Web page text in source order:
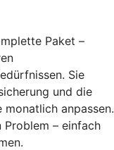
Paket –
Sie
und die
monatlich anpassen.
Problem – einfach